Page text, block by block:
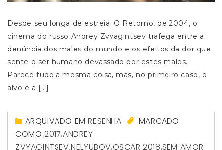
Desde seu longa de estreia, O Retorno, de 2004, o
cinema do russo Andrey Zvyagintsev trafega entre a
denúncia dos males do mundo e os efeitos da dor que
sente o ser humano devassado por estes males.
Parece tudo a mesma coisa, mas, no primeiro caso, o
alvo é a […]
ARQUIVADO EMRESENHA
MARCADO
COMO 2017,ANDREY
ZVYAGINTSEV,NELYUBOV,OSCAR 2018,SEM AMOR